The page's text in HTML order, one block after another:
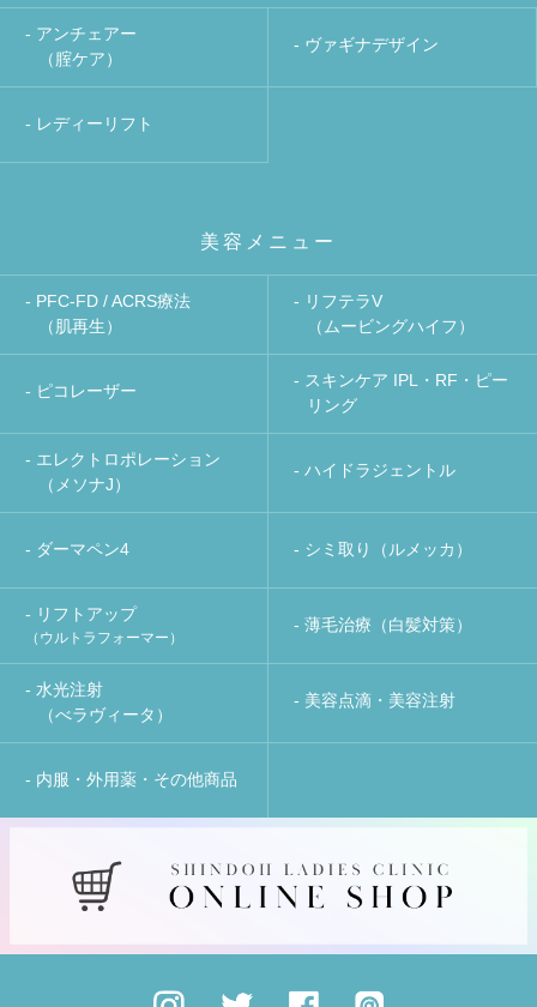
- アンチェアー
（腟ケア）
- ヴァギナデザイン
- レディーリフト
美容メニュー
- PFC-FD / ACRS療法
（肌再生）
- リフテラV
（ムービングハイフ）
- ピコレーザー
- スキンケア IPL・RF・ピー
リング
- エレクトロポレーション
（メソナJ）
- ハイドラジェントル
- ダーマペン4 - シミ取り（ルメッカ）
- リフトアップ
（ウルトラフォーマー）
- 薄毛治療（白髪対策）
- 水光注射
（べラヴィータ）
- 美容点滴・美容注射
- 内服・外用薬・その他商品